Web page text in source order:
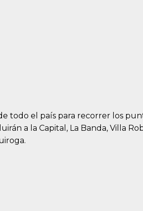
todo el país para recorrer los
a la Capital, La Banda, Villa